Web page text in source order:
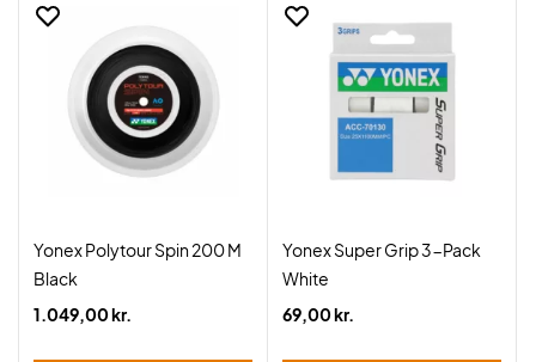
Yonex Polytour Spin 200 M
Black
1.049,00 kr.
Yonex Super Grip 3-Pack
White
69,00 kr.